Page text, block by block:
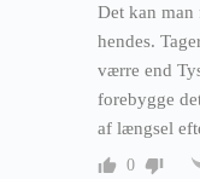
Det kan man
hendes.
værre end
forebygge
af længsel
0